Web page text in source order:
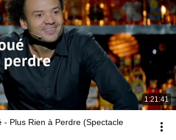
1:21:41
- Plus Rien à Perdre (Spectacle